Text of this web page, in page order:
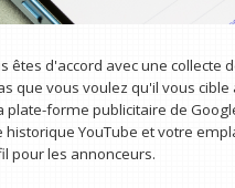
êtes d'accord avec une collecte
que vous voulez qu'il vous cible
plate-forme publicitaire de
historique YouTube et votre
pour les annonceurs.